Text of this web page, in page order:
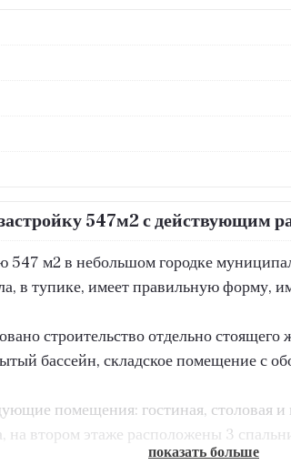
547м2 с действующим
547 м2 в небольшом городке
в тупике, имеет правильную форму,
строительство отдельно
бассейн, складское помещение с
помещения: гостиная, столовая и
на втором этаже расположены 3
показать больше